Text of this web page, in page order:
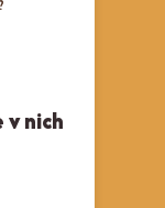
v nich